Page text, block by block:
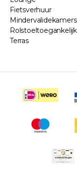
Fietsverhuur
Mindervalidekamers
Terras